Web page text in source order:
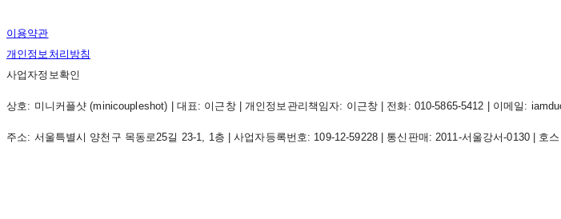
이용약관
개인정보처리방침
사업자정보확인
상호: 미니커플샷 (minicoupleshot) | 대표: 이근창 | 개인정보관리책임자: 이근창 | 전화: 010-5865-5412 | 이메일:
주소: 서울특별시 양천구 목동로25길 23-1, 1층 | 사업자등록번호: 109-12-59228| 통신판매:2011-서울강서-0130| 호스